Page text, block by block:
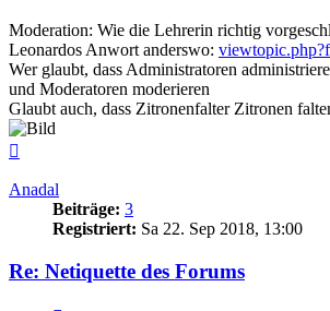
Moderation: Wie die Lehrerin richtig
Leonardos Anwort anderswo:
Wer glaubt, dass Administratoren
und Moderatoren moderieren
Glaubt auch, dass Zitronenfalter Zitronen
Anadal
Beiträge: 3
Registriert: Sa 22. Sep 2018, 13:00
Re: Netiquette des Forums